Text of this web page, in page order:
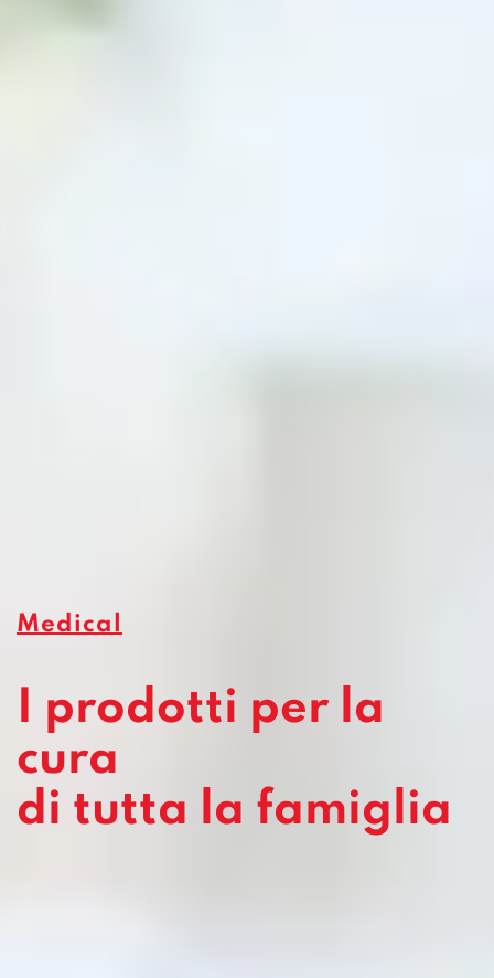
Medical
I prodotti per la
cura
di tutta la famiglia